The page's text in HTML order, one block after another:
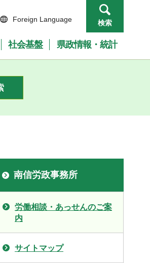
Foreign Language 検索
社会基盤 県政情報・統計
南信労政事務所
労働相談・あっせんのご案
内
サイトマップ